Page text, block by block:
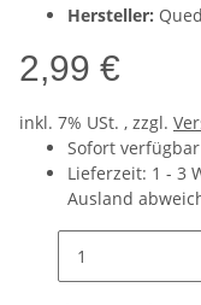
Hersteller:
2,99 €
inkl. 7% USt. , zzgl.
Sofort verfügbar
Lieferzeit: 1 - 3
Ausland